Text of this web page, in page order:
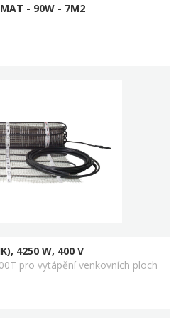
MAT - 90W - 7M2
4250 W, 400 V
pro vytápění venkovních ploch